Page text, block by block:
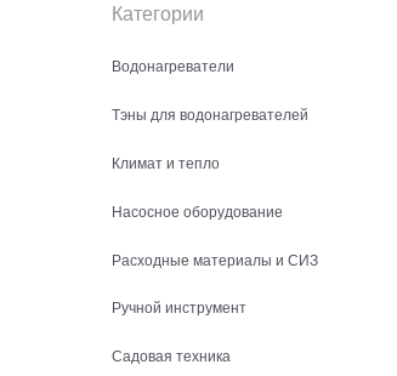
Категории
Водонагреватели
Тэны для водонагревателей
Климат и тепло
Насосное оборудование
Расходные материалы и СИЗ
Ручной инструмент
Садовая техника